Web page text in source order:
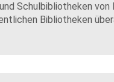
Schulbibliotheken von
Bibliotheken